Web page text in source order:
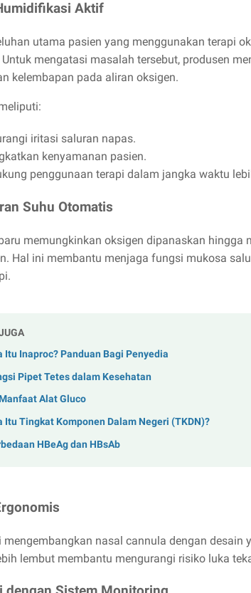
Aktif
utama pasien yang menggunakan terapi
mengatasi masalah tersebut, produsen
kelembapan pada aliran oksigen.
iritasi saluran napas.
kenyamanan pasien.
penggunaan terapi dalam jangka waktu
Suhu Otomatis
memungkinkan oksigen dipanaskan hingga
Hal ini membantu menjaga fungsi mukosa
Itu Inaproc? Panduan Bagi Penyedia
Pipet Tetes dalam Kesehatan
Alat Gluco
Itu Tingkat Komponen Dalam Negeri (TKDN)?
HBeAg dan HBsAb
mengembangkan nasal cannula dengan desain
lembut membantu mengurangi risiko luka